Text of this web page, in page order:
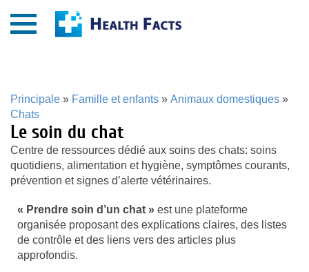
Principale » Famille et enfants » Animaux domestiques »
Chats
Le soin du chat
Centre de ressources dédié aux soins des chats: soins
quotidiens, alimentation et hygiène, symptômes courants,
prévention et signes d’alerte vétérinaires.
« Prendre soin d’un chat » est une plateforme
organisée proposant des explications claires, des listes
de contrôle et des liens vers des articles plus
approfondis.